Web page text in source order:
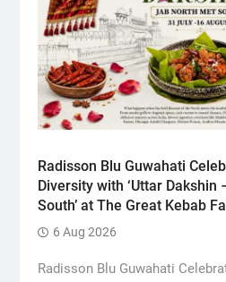
Radisson Blu Guwahati
Diversity with ‘Uttar Dakshin
South’ at The Great Kebab
6 Aug 2026
Radisson Blu Guwahati